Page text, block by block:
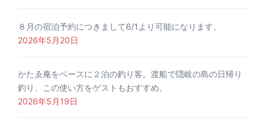
８月の宿泊予約につきまして6/1より可能になります。
2026年5月20日
かたゑ庵をベースに２泊の釣り客。渡船で隠岐の島の日帰り
釣り、この使い方をゲストもおすすめ。
2026年5月19日